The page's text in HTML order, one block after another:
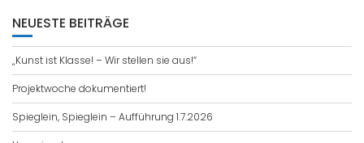
NEUESTE BEITRÄGE
„Kunst ist Klasse! – Wir stellen sie aus!“
Projektwoche dokumentiert!
Spieglein, Spieglein – Aufführung 1.7.2026